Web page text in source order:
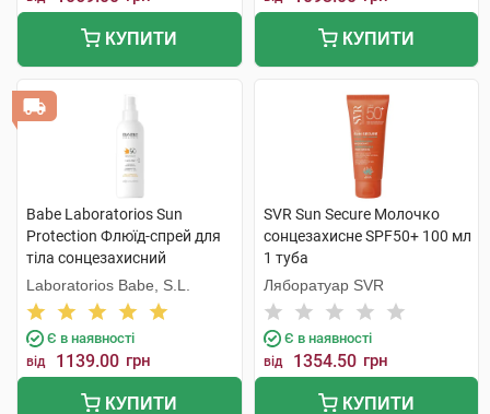
КУПИТИ КУПИТИ
Babe Laboratorios Sun
Protection Флюїд-спрей для
тіла сонцезахисний
водостійкий з SPF50 200 мл
1 флакон
Laboratorios Babe, S.L.
Є в наявності
від 1139.00 грн
КУПИТИ
SVR Sun Secure Молочко
сонцезахисне SPF50+ 100 мл
1 туба
Ляборатуар SVR
Є в наявності
від 1354.50 грн
КУПИТИ